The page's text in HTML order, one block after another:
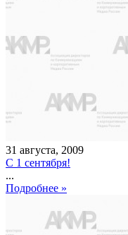
31 августа, 2009
С 1 сентября!
...
Подробнее »